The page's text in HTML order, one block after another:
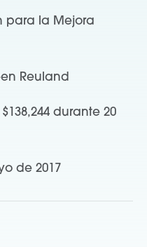
para la Mejora
Reuland
$138,244 durante 20
de 2017